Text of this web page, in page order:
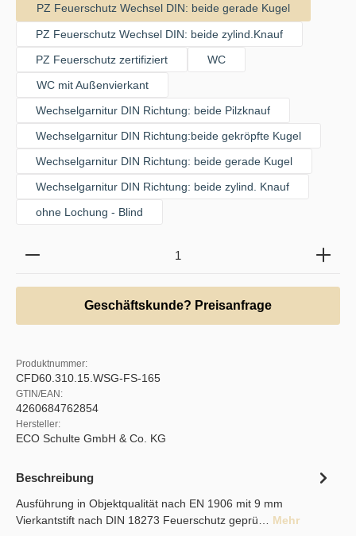
PZ Feuerschutz Wechsel DIN: beide gerade Kugel
PZ Feuerschutz Wechsel DIN: beide zylind.Knauf
PZ Feuerschutz zertifiziert
WC
WC mit Außenvierkant
Wechselgarnitur DIN Richtung: beide Pilzknauf
Wechselgarnitur DIN Richtung:beide gekröpfte Kugel
Wechselgarnitur DIN Richtung: beide gerade Kugel
Wechselgarnitur DIN Richtung: beide zylind. Knauf
ohne Lochung - Blind
Produkt Anzahl: Gib den gewünschten Wert ein
Geschäftskunde? Preisanfrage
Produktnummer:
CFD60.310.15.WSG-FS-165
GTIN/EAN:
4260684762854
Hersteller:
ECO Schulte GmbH & Co. KG
Beschreibung
Ausführung in Objektqualität nach EN 1906 mit 9 mm
Vierkantstift nach DIN 18273 Feuerschutz geprü… Mehr